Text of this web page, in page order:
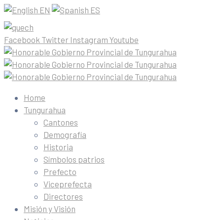
EN ES
Facebook Twitter Instagram Youtube
Home
Tungurahua
Cantones
Demografía
Historia
Símbolos patrios
Prefecto
Viceprefecta
Directores
Misión y Visión